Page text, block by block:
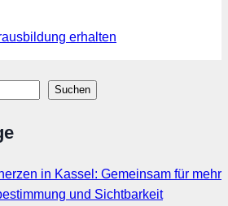
erhalten
Suchen
in Kassel: Gemeinsam für mehr
und Sichtbarkeit